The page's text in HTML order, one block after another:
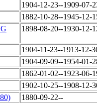
1904-12-23--1909-07-
1882-10-28--1945-12-
1898-08-20--1930-12-
1904-11-23--1913-12-
1904-09-09--1954-01-
1862-01-02--1923-06-
1902-10-25--1908-12-
1880-09-22--